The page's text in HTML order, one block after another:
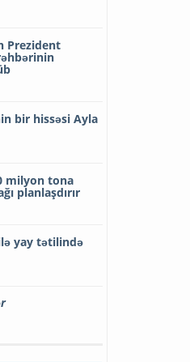
Prezident
bir hissəsi Ayla
milyon tona
planlaşdırır
yay tətilində